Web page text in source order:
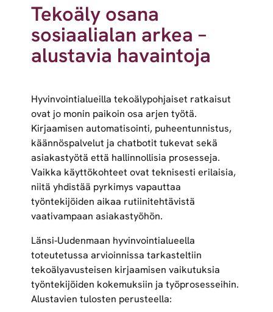
Tekoäly osana
sosiaalialan arkea –
alustavia havaintoja
Hyvinvointialueilla tekoälypohjaiset ratkaisut
ovat jo monin paikoin osa arjen työtä.
Kirjaamisen automatisointi, puheentunnistus,
käännöspalvelut ja chatbotit tukevat sekä
asiakastyötä että hallinnollisia prosesseja.
Vaikka käyttökohteet ovat teknisesti erilaisia,
niitä yhdistää pyrkimys vapauttaa
työntekijöiden aikaa rutiinitehtävistä
vaativampaan asiakastyöhön.
Länsi‑Uudenmaan hyvinvointialueella
toteutetussa arvioinnissa tarkasteltiin
tekoälyavusteisen kirjaamisen vaikutuksia
työntekijöiden kokemuksiin ja työprosesseihin.
Alustavien tulosten perusteella: